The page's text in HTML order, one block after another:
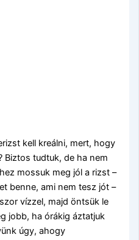
kell kreálni, mert, hogy
Biztos tudtuk, de ha nem
mossuk meg jól a rizst –
benne, ami nem tesz jót –
vízzel, majd öntsük le
jobb, ha órákig áztatjuk
úgy, ahogy